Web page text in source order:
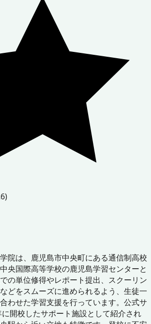
院は、鹿児島市中央町にある通信制高校
央国際高等学校の鹿児島学習センターと
の単位修得やレポート提出、スクーリン
どをスムーズに進められるよう、生徒一
わせた学習支援を行っています。公式サ
開校したサポート施設として紹介され